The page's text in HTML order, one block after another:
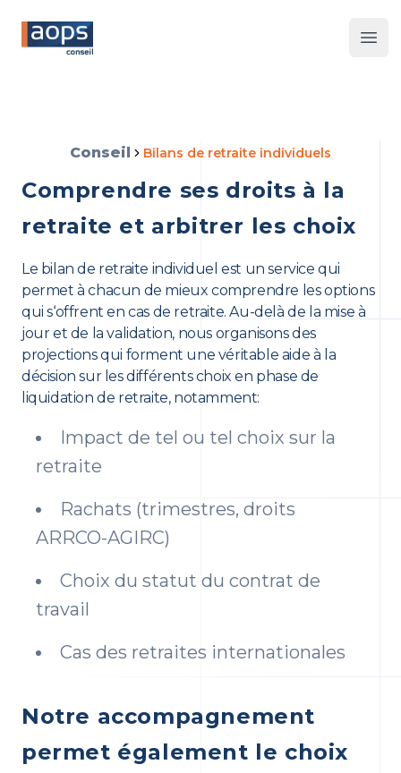
Les
Conseil Bilans de retraite individuels
Comprendre ses droits à la
retraite et arbitrer les choix
Le bilan de retraite individuel est un service qui
permet à chacun de mieux comprendre les options
qui s‘offrent en cas de retraite. Au-delà de la mise à
jour et de la validation, nous organisons des
projections qui forment une véritable aide à la
décision sur les différents choix en phase de
liquidation de retraite, notamment:
Impact de tel ou tel choix sur la
retraite
Rachats (trimestres, droits
ARRCO-AGIRC)
Choix du statut du contrat de
travail
Cas des retraites internationales
Notre accompagnement
permet également le choix